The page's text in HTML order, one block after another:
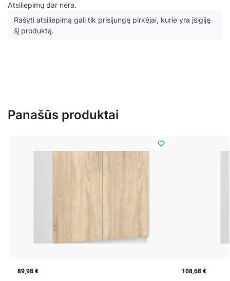
Atsiliepimų dar nėra.
Rašyti atsiliepimą gali tik prisijungę pirkėjai, kurie yra įsigiję
šį produktą.
Panašūs produktai
89,98€ 108,68€